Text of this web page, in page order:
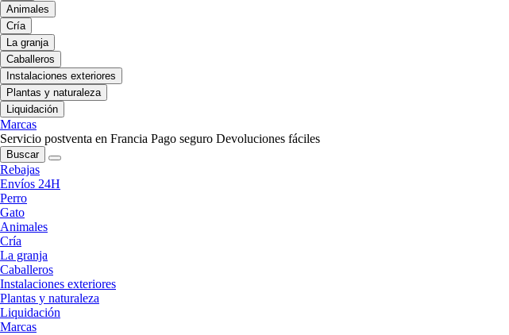
Animales
Cría
La granja
Caballeros
Instalaciones exteriores
Plantas y naturaleza
Liquidación
Marcas
Servicio postventa en Francia Pago seguro Devoluciones fáciles
Buscar
Rebajas
Envíos 24H
Perro
Gato
Animales
Cría
La granja
Caballeros
Instalaciones exteriores
Plantas y naturaleza
Liquidación
Marcas